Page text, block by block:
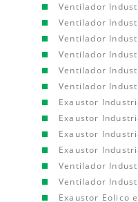
Ventilador
Ventilador
Ventilador
Ventilador
Ventilador
Ventilador
Exaustor
Exaustor
Exaustor
Exaustor
Ventilador
Ventilador
Exaustor Eolico